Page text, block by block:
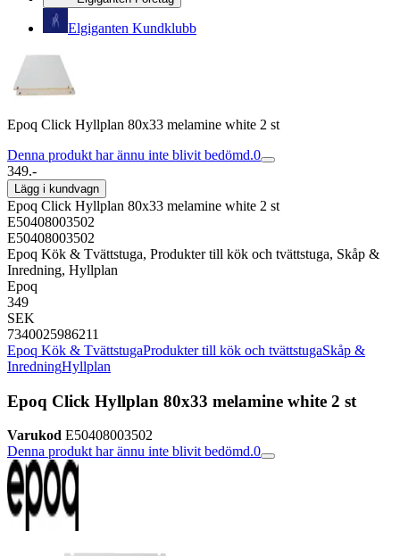
Elgiganten Kundklubb
Epoq Click Hyllplan 80x33 melamine white 2 st
Denna produkt har ännu inte blivit bedömd.0
349.-
Lägg i kundvagn
Epoq Click Hyllplan 80x33 melamine white 2 st
E50408003502
E50408003502
Epoq Kök & Tvättstuga, Produkter till kök och tvättstuga, Skåp &
Inredning, Hyllplan
Epoq
349
SEK
7340025986211
Epoq Kök & TvättstugaProdukter till kök och tvättstugaSkåp &
InredningHyllplan
Epoq Click Hyllplan 80x33 melamine white 2 st
Varukod E50408003502
Denna produkt har ännu inte blivit bedömd.0